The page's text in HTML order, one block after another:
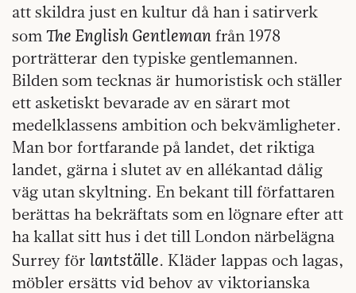
att skildra just en kultur då han i satirverk
som The English Gentleman från 1978
porträtterar den typiske gentlemannen.
Bilden som tecknas är humoristisk och ställer
ett asketiskt bevarade av en särart mot
medelklassens ambition och bekvämligheter.
Man bor fortfarande på landet, det riktiga
landet, gärna i slutet av en allékantad dålig
väg utan skyltning. En bekant till författaren
berättas ha bekräftats som en lögnare efter att
ha kallat sitt hus i det till London närbelägna
Surrey för lantställe. Kläder lappas och lagas,
möbler ersätts vid behov av viktorianska